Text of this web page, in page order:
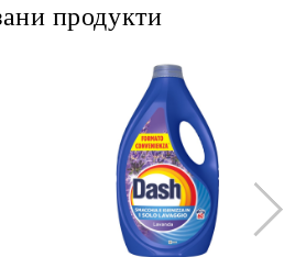
продукти